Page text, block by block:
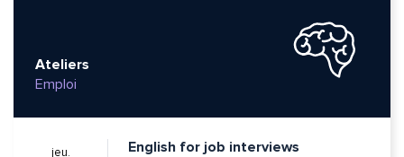
Ateliers
Emploi
jeu. English for job interviews